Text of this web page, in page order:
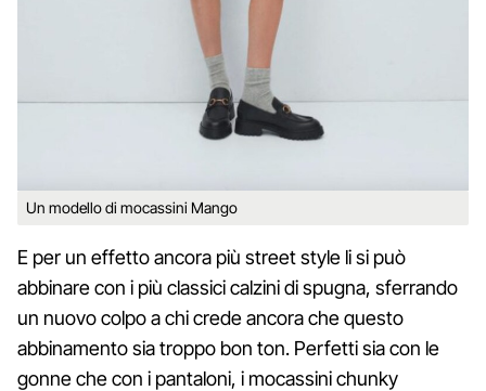
Un modello di mocassini Mango
E per un effetto ancora più street style li si può
abbinare con i più classici calzini di spugna, sferrando
un nuovo colpo a chi crede ancora che questo
abbinamento sia troppo bon ton. Perfetti sia con le
gonne che con i pantaloni, i mocassini chunky